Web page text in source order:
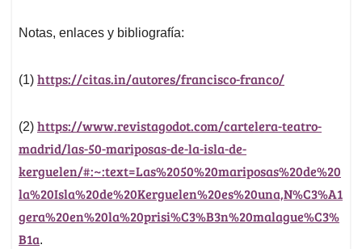
Notas, enlaces y bibliografía:
(1) https://citas.in/autores/francisco-franco/
(2) https://www.revistagodot.com/cartelera-teatro-
madrid/las-50-mariposas-de-la-isla-de-
kerguelen/#:~:text=Las%2050%20mariposas%20de%20
la%20Isla%20de%20Kerguelen%20es%20una,N%C3%A1
gera%20en%20la%20prisi%C3%B3n%20malague%C3%
B1a.